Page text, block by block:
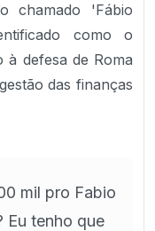
chamado 'Fábio
como o
à defesa de Roma
das finanças
mil pro Fabio
Eu tenho que